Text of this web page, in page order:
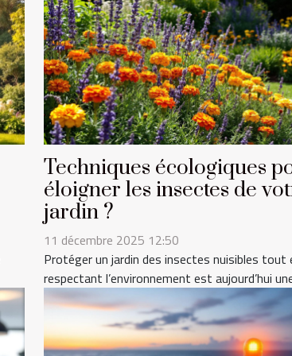
Techniques écologiques
éloigner les insectes de
jardin ?
11 décembre 2025 12:50
Protéger un jardin des insectes nuisibles tout
respectant l’environnement est aujourd’hui